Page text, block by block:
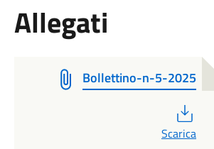
Allegati
Bollettino-n-5-2025
Scarica